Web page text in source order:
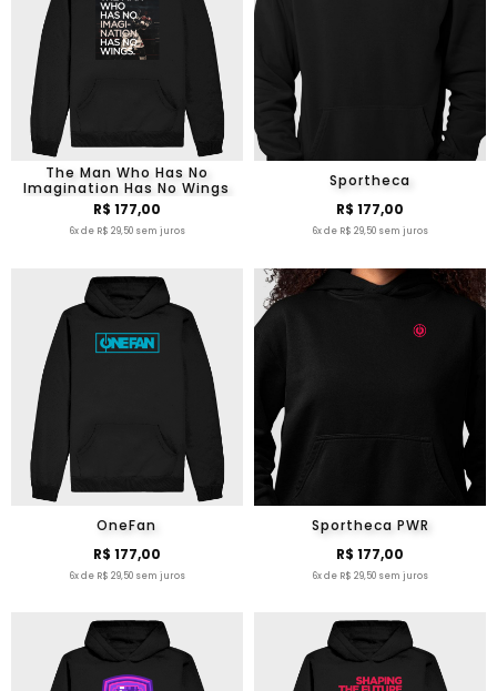
The Man Who Has No
Imagination Has No Wings
R$ 177,00
6x de R$ 29,50 sem juros
Sportheca
R$ 177,00
6x de R$ 29,50 sem juros
OneFan
R$ 177,00
6x de R$ 29,50 sem juros
Sportheca PWR
R$ 177,00
6x de R$ 29,50 sem juros